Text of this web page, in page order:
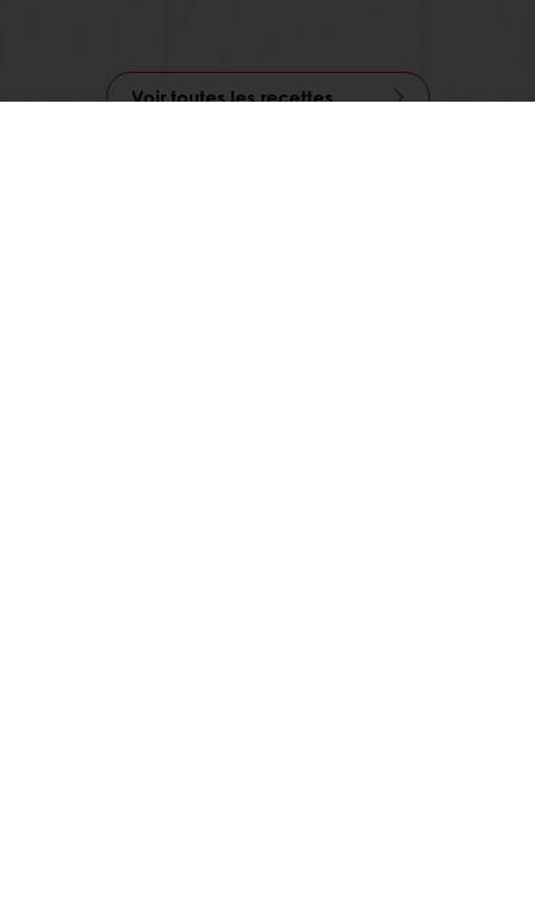
Voir toutes les recettes